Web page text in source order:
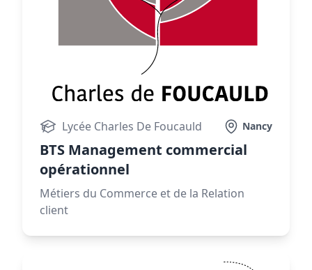
Lycée Charles De Foucauld Nancy
BTS Management commercial
opérationnel
Métiers du Commerce et de la Relation
client